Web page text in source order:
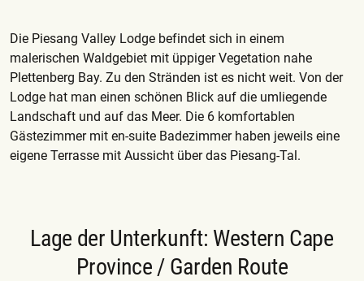
Die Piesang Valley Lodge befindet sich in einem
malerischen Waldgebiet mit üppiger Vegetation nahe
Plettenberg Bay. Zu den Stränden ist es nicht weit. Von der
Lodge hat man einen schönen Blick auf die umliegende
Landschaft und auf das Meer. Die 6 komfortablen
Gästezimmer mit en-suite Badezimmer haben jeweils eine
eigene Terrasse mit Aussicht über das Piesang-Tal.
Lage der Unterkunft: Western Cape
Province / Garden Route